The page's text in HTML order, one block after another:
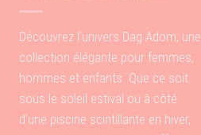
Découvrez l’univers Dag Adom, une
collection élégante pour femmes,
hommes et enfants. Que ce soit
sous le soleil estival ou à côté
d’une piscine scintillante en hiver,